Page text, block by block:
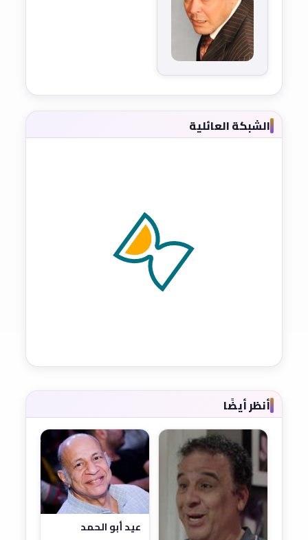
الشبكة العائلية
أنظر أيضًا
عيد أبو الحمد